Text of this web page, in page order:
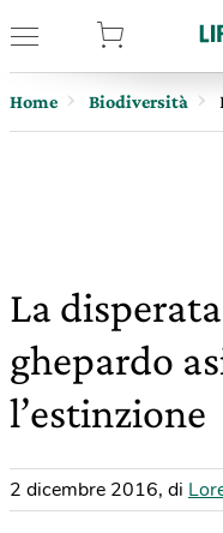
Home Biodiversità
La
ghepardo
l’estinzione
2 dicembre 2016, di